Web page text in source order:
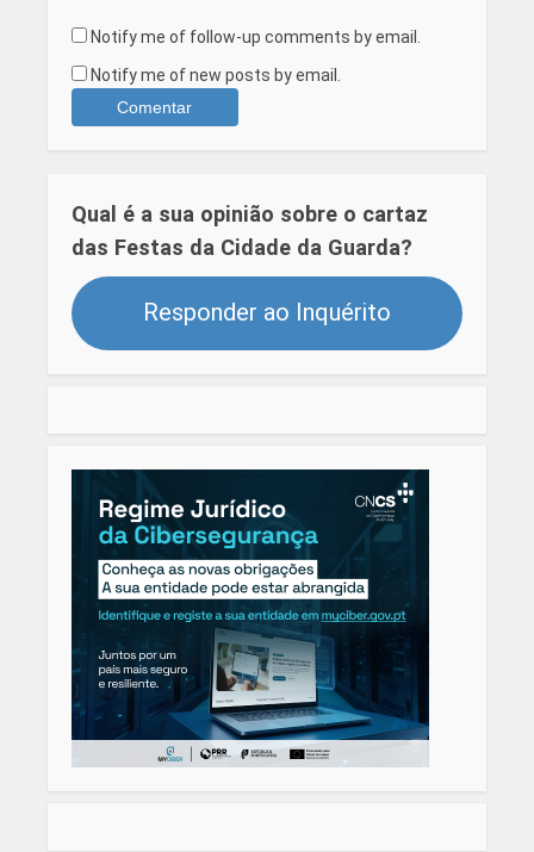
Notify me of follow-up comments by email.
Notify me of new posts by email.
Qual é a sua opinião sobre o cartaz
das Festas da Cidade da Guarda?
Responder ao Inquérito